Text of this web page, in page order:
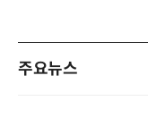
주요뉴스